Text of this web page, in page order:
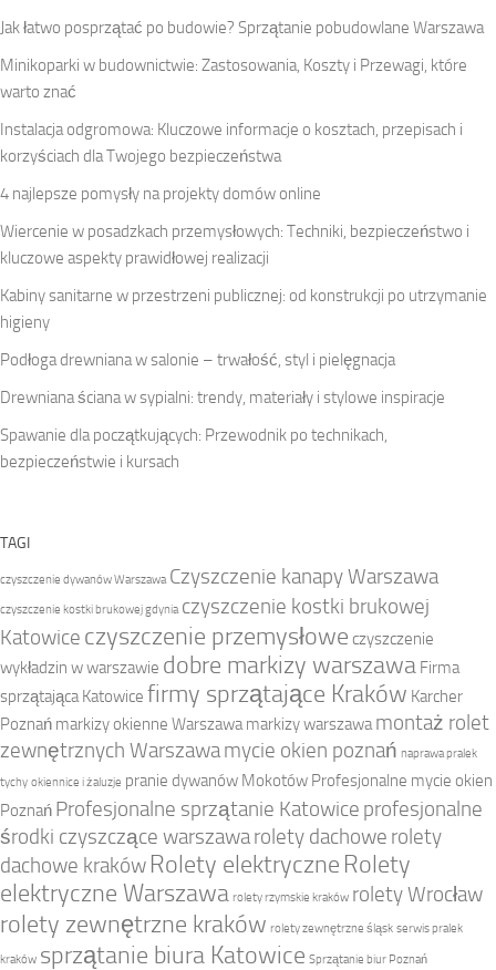
Jak łatwo posprzątać po budowie? Sprzątanie pobudowlane Warszawa
Minikoparki w budownictwie: Zastosowania, Koszty i Przewagi, które
warto znać
Instalacja odgromowa: Kluczowe informacje o kosztach, przepisach i
korzyściach dla Twojego bezpieczeństwa
4 najlepsze pomysły na projekty domów online
Wiercenie w posadzkach przemysłowych: Techniki, bezpieczeństwo i
kluczowe aspekty prawidłowej realizacji
Kabiny sanitarne w przestrzeni publicznej: od konstrukcji po utrzymanie
higieny
Podłoga drewniana w salonie – trwałość, styl i pielęgnacja
Drewniana ściana w sypialni: trendy, materiały i stylowe inspiracje
Spawanie dla początkujących: Przewodnik po technikach,
bezpieczeństwie i kursach
TAGI
czyszczenie dywanów Warszawa Czyszczenie kanapy Warszawa
czyszczenie kostki brukowej gdynia czyszczenie kostki brukowej
Katowice czyszczenie przemysłowe czyszczenie
wykładzin w warszawie dobre markizy warszawa Firma
sprzątająca Katowice firmy sprzątające Kraków Karcher
Poznań markizy okienne Warszawa markizy warszawa montaż rolet
zewnętrznych Warszawamycie okien poznań naprawa pralek
tychy okiennice i żaluzje pranie dywanów Mokotów Profesjonalne mycie okien
Poznań Profesjonalne sprzątanie Katowice profesjonalne
środki czyszczące warszawarolety dachowe rolety
dachowe kraków Rolety elektryczne Rolety
elektryczne Warszawa rolety rzymskie kraków rolety Wrocław
rolety zewnętrzne kraków rolety zewnętrzne śląsk serwis pralek
kraków sprzątanie biura Katowice Sprzątanie biur Poznań